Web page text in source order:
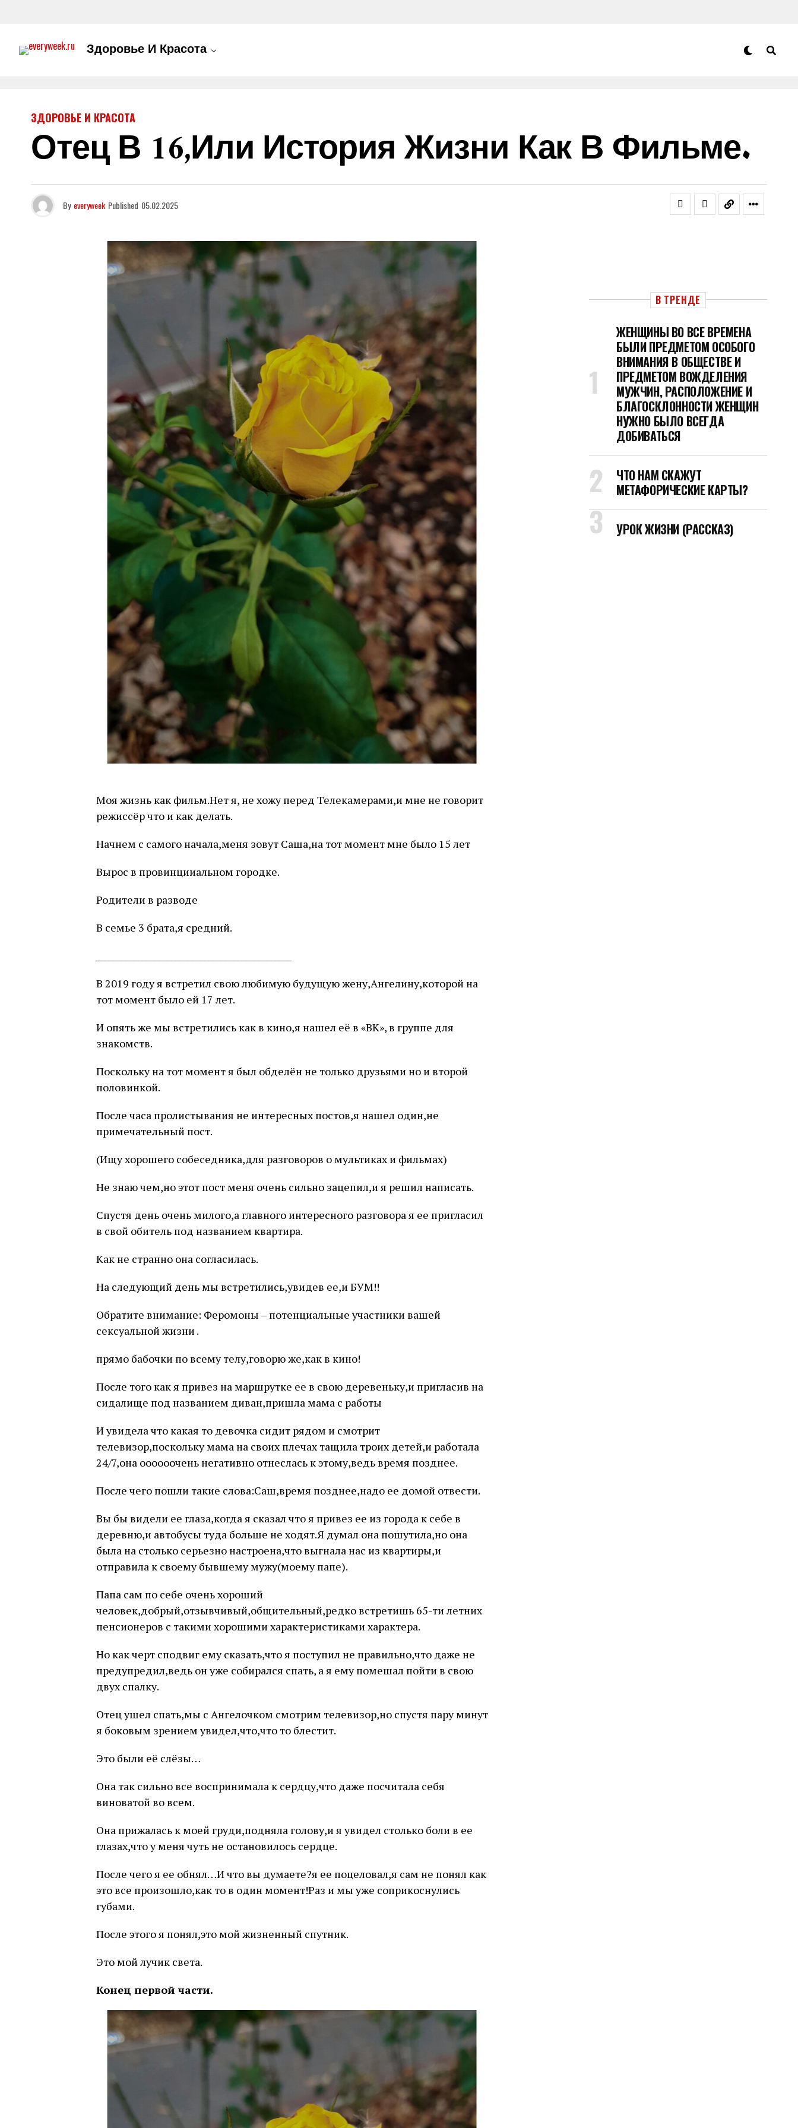
Здоровье И Красота
ЗДОРОВЬЕ И КРАСОТА
Отец В 16,или История Жизни Как В Фильме.
By everyweek Published 05.02.2025
Моя жизнь как фильм.Нет я, не хожу перед Телекамерами,и мне не говорит
режиссёр что и как делать.
Начнем с самого начала,меня зовут Саша,на тот момент мне было 15 лет
Вырос в провинцииальном городке.
Родители в разводе
В семье 3 брата,я средний.
В 2019 году я встретил свою любимую будущую жену,Ангелину,которой на
тот момент было ей 17 лет.
И опять же мы встретились как в кино,я нашел её в «ВК», в группе для
знакомств.
Поскольку на тот момент я был обделён не только друзьями но и второй
половинкой.
После часа пролистывания не интересных постов,я нашел один,не
примечательный пост.
(Ищу хорошего собеседника,для разговоров о мультиках и фильмах)
Не знаю чем,но этот пост меня очень сильно зацепил,и я решил написать.
Спустя день очень милого,а главного интересного разговора я ее пригласил
в свой обитель под названием квартира.
Как не странно она согласилась.
На следующий день мы встретились,увидев ее,и БУМ!!
Обратите внимание: Феромоны – потенциальные участники вашей
сексуальной жизни .
прямо бабочки по всему телу,говорю же,как в кино!
После того как я привез на маршрутке ее в свою деревеньку,и пригласив на
сидалище под названием диван,пришла мама с работы
И увидела что какая то девочка сидит рядом и смотрит
телевизор,поскольку мама на своих плечах тащила троих детей,и работала
24/7,она оооооочень негативно отнеслась к этому,ведь время позднее.
После чего пошли такие слова:Саш,время позднее,надо ее домой отвести.
Вы бы видели ее глаза,когда я сказал что я привез ее из города к себе в
деревню,и автобусы туда больше не ходят.Я думал она пошутила,но она
была на столько серьезно настроена,что выгнала нас из квартиры,и
отправила к своему бывшему мужу(моему папе).
Папа сам по себе очень хороший
человек,добрый,отзывчивый,общительный,редко встретишь 65-ти летних
пенсионеров с такими хорошими характеристиками характера.
Но как черт сподвиг ему сказать,что я поступил не правильно,что даже не
предупредил,ведь он уже собирался спать, а я ему помешал пойти в свою
двух спалку.
Отец ушел спать,мы с Ангелочком смотрим телевизор,но спустя пару минут
я боковым зрением увидел,что,что то блестит.
Это были её слёзы…
Она так сильно все воспринимала к сердцу,что даже посчитала себя
виноватой во всем.
Она прижалась к моей груди,подняла голову,и я увидел столько боли в ее
глазах,что у меня чуть не остановилось сердце.
После чего я ее обнял…И что вы думаете?я ее поцеловал,я сам не понял как
это все произошло,как то в один момент!Раз и мы уже соприкоснулись
губами.
После этого я понял,это мой жизненный спутник.
Это мой лучик света.
Конец первой части.
В ТРЕНДЕ
ЖЕНЩИНЫ ВО ВСЕ ВРЕМЕНА
БЫЛИ ПРЕДМЕТОМ ОСОБОГО
ВНИМАНИЯ В ОБЩЕСТВЕ И
ПРЕДМЕТОМ ВОЖДЕЛЕНИЯ
МУЖЧИН, РАСПОЛОЖЕНИЕ И
БЛАГОСКЛОННОСТИ ЖЕНЩИН
НУЖНО БЫЛО ВСЕГДА
ДОБИВАТЬСЯ
ЧТО НАМ СКАЖУТ
МЕТАФОРИЧЕСКИЕ КАРТЫ?
УРОК ЖИЗНИ (РАССКАЗ)